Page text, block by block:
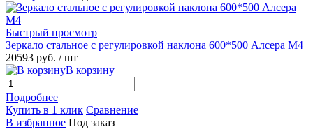
Быстрый просмотр
Зеркало стальное с регулировкой наклона 600*500 Алсера М4
20593 руб. / шт
В корзину
Подробнее
Купить в 1 клик Сравнение
В избранное Под заказ